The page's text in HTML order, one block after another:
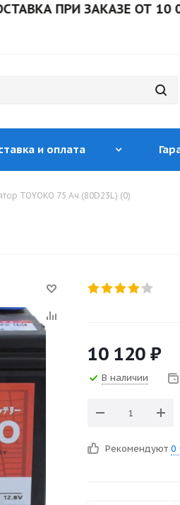
ПРИ ЗАКАЗЕ ОТ 10 000
и оплата
TOYOKO 75 Ач (80D23L) (0)
10 120 ₽
В наличии
Рекомендуют 0